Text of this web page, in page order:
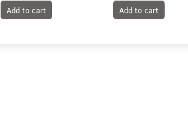
Add to cart Add to cart